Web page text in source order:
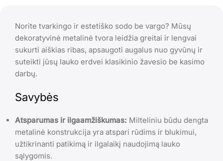
Norite tvarkingo ir estetiško sodo be vargo? Mūsų
dekoratyvinė metalinė tvora leidžia greitai ir lengvai
sukurti aiškias ribas, apsaugoti augalus nuo gyvūnų ir
suteikti jūsų lauko erdvei klasikinio žavesio be kasimo
darbų.
Savybės
Atsparumas ir ilgaamžiškumas: Milteliniu būdu dengta
metalinė konstrukcija yra atspari rūdims ir blukimui,
užtikrinanti patikimą ir ilgalaikį naudojimą lauko
sąlygomis.